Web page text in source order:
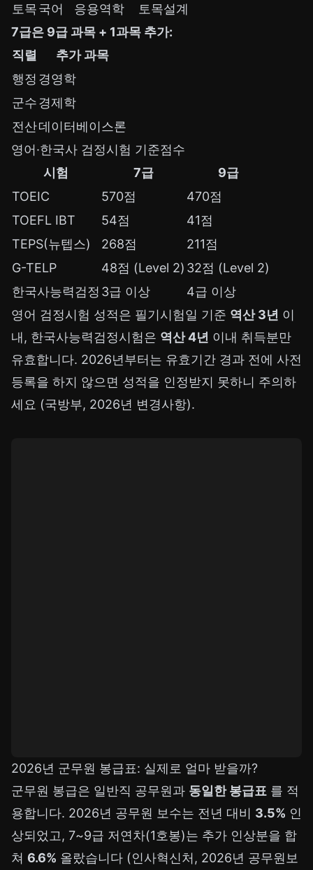
토목국어 응용역학
토목설계
7급은 9급 과목 + 1과목 추가:
직렬
추가 과목
행정 경영학
군수경제학
전산데이터베이스론
영어·한국사 검정시험 기준점수
시험
7급
9급
TOEIC
570점
470점
TOEFL IBT
54점
41점
TEPS(뉴텝스)
268점
211점
G-TELP
48점 (Level 2) 32점 (Level 2)
한국사능력검정 3급 이상
4급 이상
영어 검정시험 성적은 필기시험일 기준 역산 3년 이
내, 한국사능력검정시험은 역산 4년 이내 취득분만
유효합니다. 2026년부터는 유효기간 경과 전에 사전
등록을 하지 않으면 성적을 인정받지 못하니 주의하
세요 (국방부, 2026년 변경사항).
2026년 군무원 봉급표: 실제로 얼마 받을까?
군무원 봉급은 일반직 공무원과 동일한 봉급표 를 적
용합니다. 2026년 공무원 보수는 전년 대비 3.5% 인
상되었고, 7~9급 저연차(1호봉)는 추가 인상분을 합
쳐 6.6% 올랐습니다 (인사혁신처, 2026년 공무원보